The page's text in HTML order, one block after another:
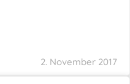
2. November 2017